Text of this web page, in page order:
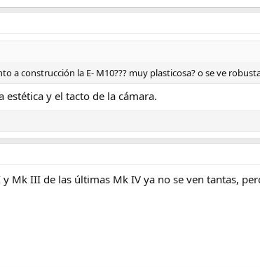
a construcción la E- M10??? muy plasticosa? o se ve
y el tacto de la cámara.
Mk III de las últimas Mk IV ya no se ven tantas,